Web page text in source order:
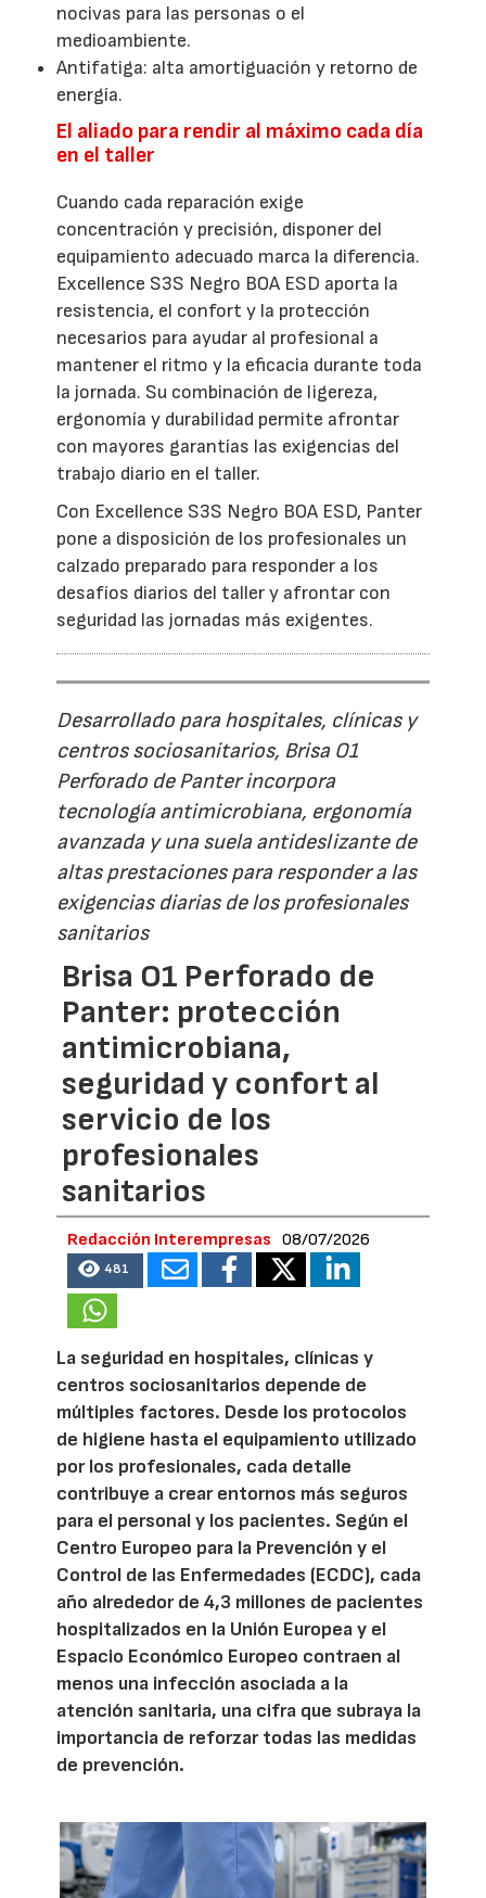
nocivas para las personas o el
medioambiente.
Antifatiga: alta amortiguación y retorno de
energía.
El aliado para rendir al máximo cada día
en el taller
Cuando cada reparación exige
concentración y precisión, disponer del
equipamiento adecuado marca la diferencia.
Excellence S3S Negro BOA ESD aporta la
resistencia, el confort y la protección
necesarios para ayudar al profesional a
mantener el ritmo y la eficacia durante toda
la jornada. Su combinación de ligereza,
ergonomía y durabilidad permite afrontar
con mayores garantías las exigencias del
trabajo diario en el taller.
Con Excellence S3S Negro BOA ESD, Panter
pone a disposición de los profesionales un
calzado preparado para responder a los
desafíos diarios del taller y afrontar con
seguridad las jornadas más exigentes.
Desarrollado para hospitales, clínicas y
centros sociosanitarios, Brisa O1
Perforado de Panter incorpora
tecnología antimicrobiana, ergonomía
avanzada y una suela antideslizante de
altas prestaciones para responder a las
exigencias diarias de los profesionales
sanitarios
Brisa O1 Perforado de
Panter: protección
antimicrobiana,
seguridad y confort al
servicio de los
profesionales
sanitarios
Redacción Interempresas 08/07/2026
481
La seguridad en hospitales, clínicas y
centros sociosanitarios depende de
múltiples factores. Desde los protocolos
de higiene hasta el equipamiento utilizado
por los profesionales, cada detalle
contribuye a crear entornos más seguros
para el personal y los pacientes. Según el
Centro Europeo para la Prevención y el
Control de las Enfermedades (ECDC), cada
año alrededor de 4,3 millones de pacientes
hospitalizados en la Unión Europea y el
Espacio Económico Europeo contraen al
menos una infección asociada a la
atención sanitaria, una cifra que subraya la
importancia de reforzar todas las medidas
de prevención.